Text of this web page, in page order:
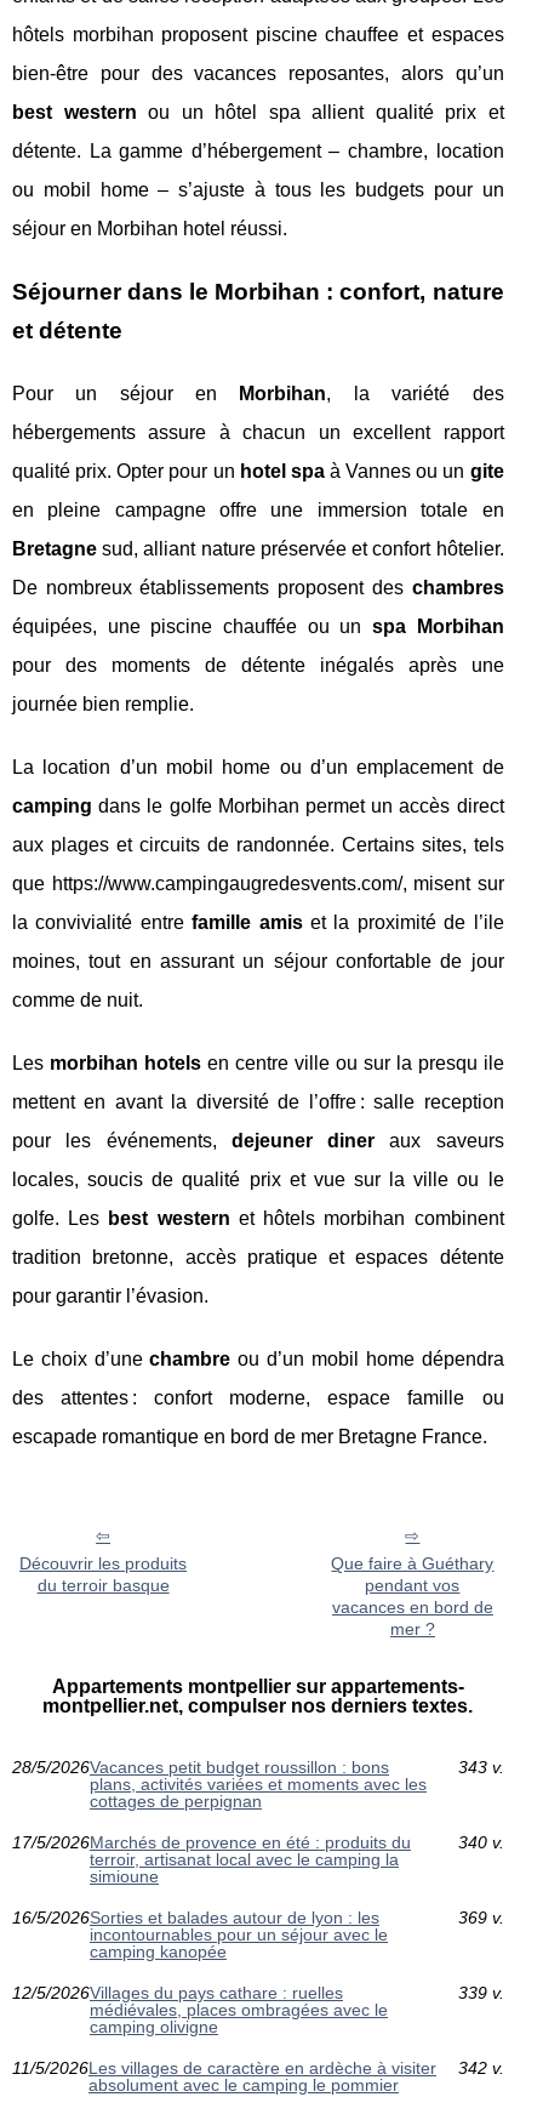
hôtels morbihan proposent piscine chauffee et espaces
bien-être pour des vacances reposantes, alors qu’un
best western ou un hôtel spa allient qualité prix et
détente. La gamme d’hébergement – chambre, location
ou mobil home – s’ajuste à tous les budgets pour un
séjour en Morbihan hotel réussi.
Séjourner dans le Morbihan : confort, nature
et détente
Pour un séjour en Morbihan, la variété des
hébergements assure à chacun un excellent rapport
qualité prix. Opter pour un hotel spaà Vannes ou un gite
en pleine campagne offre une immersion totale en
Bretagne sud, alliant nature préservée et confort hôtelier.
De nombreux établissements proposent des chambres
équipées, une piscine chauffée ou un spa Morbihan
pour des moments de détente inégalés après une
journée bien remplie.
La location d’un mobil home ou d’un emplacement de
camping dans le golfe Morbihan permet un accès direct
aux plages et circuits de randonnée. Certains sites, tels
que https://www.campingaugredesvents.com/, misent sur
la convivialité entrefamille amiset la proximité de l’ile
moines, tout en assurant un séjour confortable de jour
comme de nuit.
Les morbihan hotelsen centre ville ou sur la presqu ile
mettent en avant la diversité de l’offre : salle reception
pour les événements, dejeuner diner aux saveurs
locales, soucis de qualité prix et vue sur la ville ou le
golfe. Les best western et hôtels morbihan combinent
tradition bretonne, accès pratique et espaces détente
pour garantir l’évasion.
Le choix d’unechambre ou d’un mobil home dépendra
des attentes : confort moderne, espace famille ou
escapade romantique en bord de mer Bretagne France.
Découvrir les produits
du terroir basque
Que faire à Guéthary
pendant vos
vacances en bord de
mer ?
Appartements montpellier sur appartements-
montpellier.net, compulser nos derniers textes.
28/5/2026Vacances petit budget roussillon : bons
plans, activités variées et moments avec les
cottages de perpignan
343 v.
17/5/2026Marchés de provence en été : produits du
terroir, artisanat local avec le camping la
simioune
340 v.
16/5/2026Sorties et balades autour de lyon : les
incontournables pour un séjour avec le
camping kanopée
369 v.
12/5/2026Villages du pays cathare : ruelles
médiévales, places ombragées avec le
camping olivigne
339 v.
11/5/2026Les villages de caractère en ardèche à visiter
absolument avec le camping le pommier
342 v.